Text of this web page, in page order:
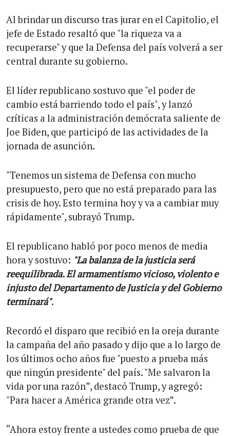
Al brindar un discurso tras jurar en el Capitolio, el
jefe de Estado resaltó que "la riqueza va a
recuperarse" y que la Defensa del país volverá a ser
central durante su gobierno.
El líder republicano sostuvo que "el poder de
cambio está barriendo todo el país", y lanzó
críticas a la administración demócrata saliente de
Joe Biden, que participó de las actividades de la
jornada de asunción.
"Tenemos un sistema de Defensa con mucho
presupuesto, pero que no está preparado para las
crisis de hoy. Esto termina hoy y va a cambiar muy
rápidamente", subrayó Trump.
El republicano habló por poco menos de media
hora y sostuvo: "La balanza de la justicia será
reequilibrada. El armamentismo vicioso, violento e
injusto del Departamento de Justicia y del Gobierno
terminará".
Recordó el disparo que recibió en la oreja durante
la campaña del año pasado y dijo que a lo largo de
los últimos ocho años fue "puesto a prueba más
que ningún presidente" del país. "Me salvaron la
vida por una razón”, destacó Trump, y agregó:
"Para hacer a América grande otra vez”.
“Ahora estoy frente a ustedes como prueba de que